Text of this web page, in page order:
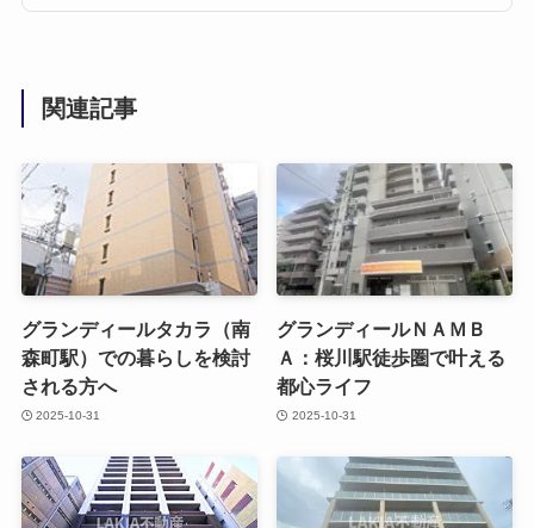
関連記事
グランディールタカラ（南
森町駅）での暮らしを検討
される方へ
2025-10-31
グランディールＮＡＭＢ
Ａ：桜川駅徒歩圏で叶える
都心ライフ
2025-10-31